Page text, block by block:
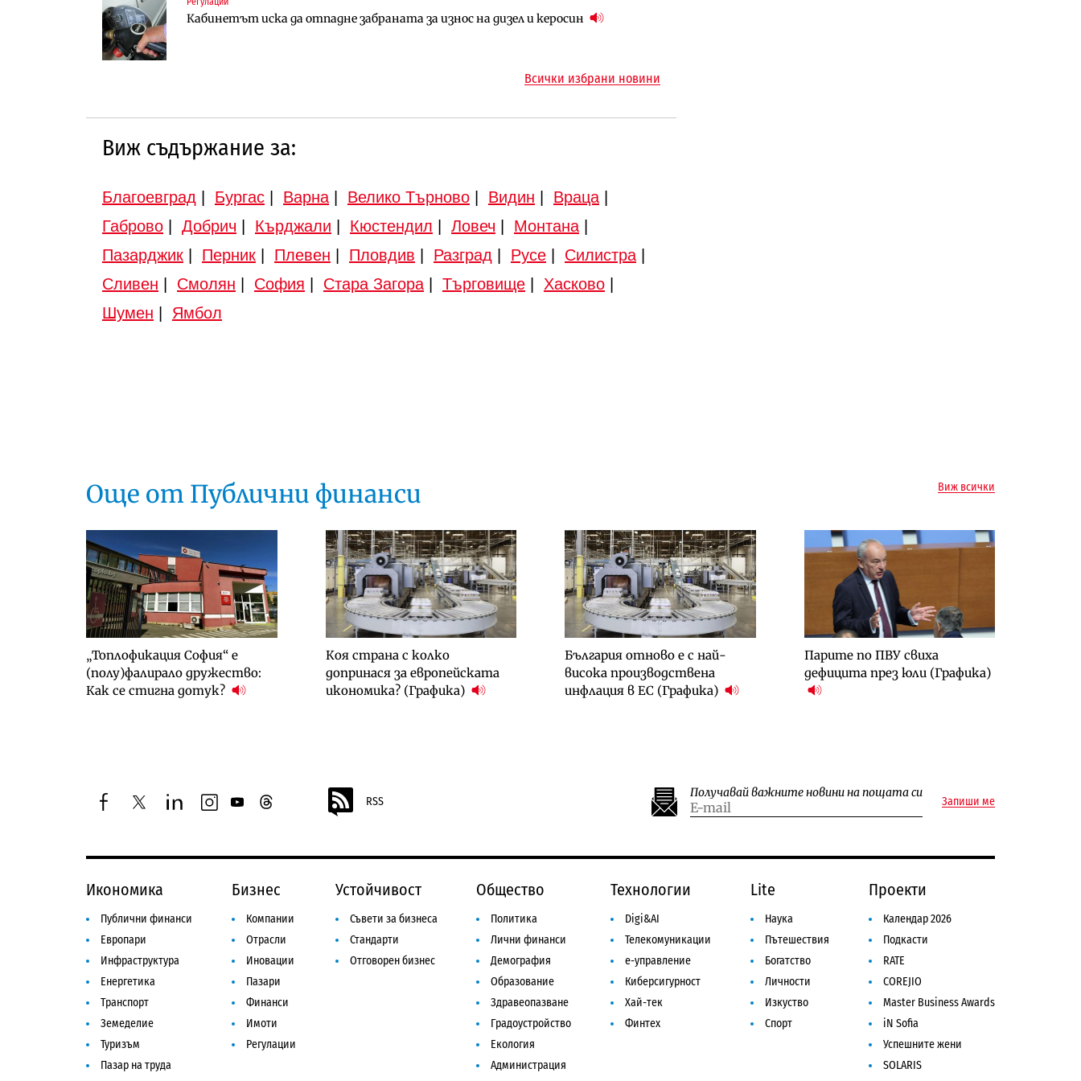
Кабинетът иска да отпадне забраната за износ на дизел и керосин
АПИ възложи промяната на парцеларния план за магистралата Русе – Велико
Регионалният министър поема „на ръчно управление“ общинската
Всички избрани новини
Виж съдържание за:
Благоевград Бургас Варна Велико Търново Видин Враца
Габрово
Добрич Кърджали Кюстендил Ловеч Монтана
Пазарджик
Перник Плевен Пловдив Разград Русе Силистра
Сливен
Смолян София Стара Загора Търговище Хасково
Шумен
Ямбол
Още от Публични финанси Виж всички
„Топлофикация София“ e
(полу)фалирало дружество:
Как се стигна дотук?
Коя страна с колко
допринася за европейската
икономика? (Графика)
България отново е с най-
висока производствена
инфлация в ЕС (Графика)
Парите по ПВУ свиха
дефицита през юли (Графика)
facebooktwitterlinkedininstagram
youtubethreads RSS
Получавай важните новини на пощата си
Запиши ме
Икономика
Публични финанси
Европари
Инфраструктура
Енергетика
Транспорт
Земеделие
Туризъм
Пазар на труда
Бизнес
Компании
Отрасли
Иновации
Пазари
Финанси
Имоти
Регулации
Устойчивост
Съвети за бизнеса
Стандарти
Отговорен бизнес
Общество
Политика
Лични финанси
Демография
Образование
Здравеопазване
Градоустройство
Екология
Администрация
Технологии
Digi&AI
Телекомуникации
е-управление
Киберсигурност
Хай-тек
Финтех
Lite
Наука
Пътешествия
Богатство
Личности
Изкуство
Спорт
Проекти
Календар 2026
Подкасти
RATE
COREJIO
Master Business Awards
iN Sofia
Успешните жени
SOLARIS